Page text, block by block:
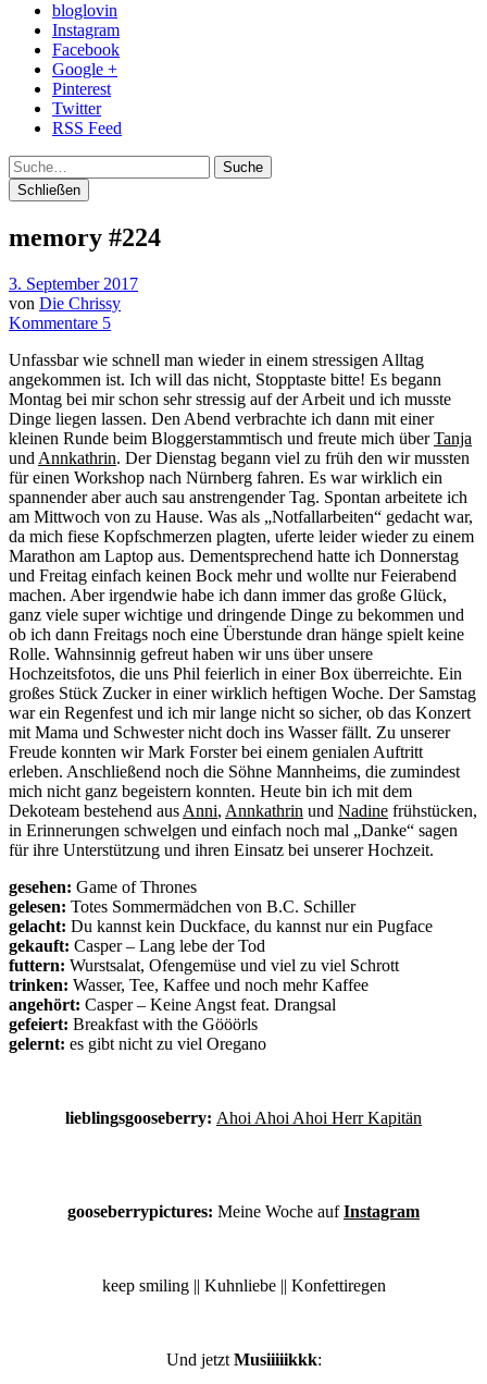
bloglovin
Instagram
Facebook
Google +
Pinterest
Twitter
RSS Feed
Suche
Schließen
memory #224
3. September 2017
von Die Chrissy
Kommentare 5
Unfassbar wie schnell man wieder in einem stressigen Alltag
angekommen ist. Ich will das nicht, Stopptaste bitte! Es begann
Montag bei mir schon sehr stressig auf der Arbeit und ich musste
Dinge liegen lassen. Den Abend verbrachte ich dann mit einer
kleinen Runde beim Bloggerstammtisch und freute mich überTanja
und Annkathrin. Der Dienstag begann viel zu früh den wir mussten
für einen Workshop nach Nürnberg fahren. Es war wirklich ein
spannender aber auch sau anstrengender Tag. Spontan arbeitete ich
am Mittwoch von zu Hause. Was als „Notfallarbeiten“ gedacht war,
da mich fiese Kopfschmerzen plagten, uferte leider wieder zu einem
Marathon am Laptop aus. Dementsprechend hatte ich Donnerstag
und Freitag einfach keinen Bock mehr und wollte nur Feierabend
machen. Aber irgendwie habe ich dann immer das große Glück,
ganz viele super wichtige und dringende Dinge zu bekommen und
ob ich dann Freitags noch eine Überstunde dran hänge spielt keine
Rolle. Wahnsinnig gefreut haben wir uns über unsere
Hochzeitsfotos, die uns Phil feierlich in einer Box überreichte. Ein
großes Stück Zucker in einer wirklich heftigen Woche. Der Samstag
war ein Regenfest und ich mir lange nicht so sicher, ob das Konzert
mit Mama und Schwester nicht doch ins Wasser fällt. Zu unserer
Freude konnten wir Mark Forster bei einem genialen Auftritt
erleben. Anschließend noch die Söhne Mannheims, die zumindest
mich nicht ganz begeistern konnten. Heute bin ich mit dem
Dekoteam bestehend aus Anni, Annkathrin und Nadine frühstücken,
in Erinnerungen schwelgen und einfach noch mal „Danke“ sagen
für ihre Unterstützung und ihren Einsatz bei unserer Hochzeit.
gesehen: Game of Thrones
gelesen: Totes Sommermädchen von B.C. Schiller
gelacht: Du kannst kein Duckface, du kannst nur ein Pugface
gekauft: Casper – Lang lebe der Tod
futtern: Wurstsalat, Ofengemüse und viel zu viel Schrott
trinken: Wasser, Tee, Kaffee und noch mehr Kaffee
angehört: Casper – Keine Angst feat. Drangsal
gefeiert: Breakfast with the Gööörls
gelernt: es gibt nicht zu viel Oregano
lieblingsgooseberry: Ahoi Ahoi Ahoi Herr Kapitän
gooseberrypictures: Meine Woche aufInstagram
keep smiling || Kuhnliebe || Konfettiregen
Und jetzt Musiiiiikkk: